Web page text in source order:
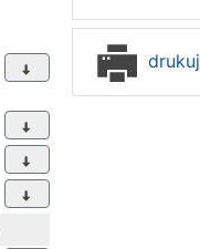
drukuj